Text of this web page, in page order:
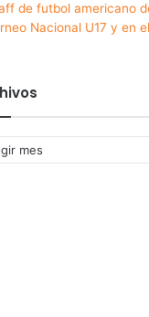
de futbol americano
Nacional U17 y en